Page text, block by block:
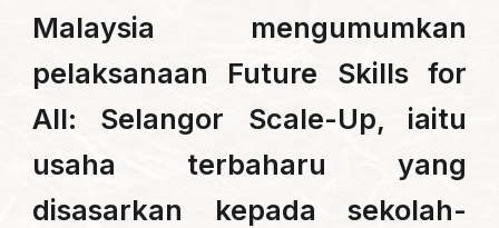
Malaysia mengumumkan
pelaksanaan Future Skills for
All: Selangor Scale-Up, iaitu
usaha terbaharu yang
disasarkan kepada sekolah-